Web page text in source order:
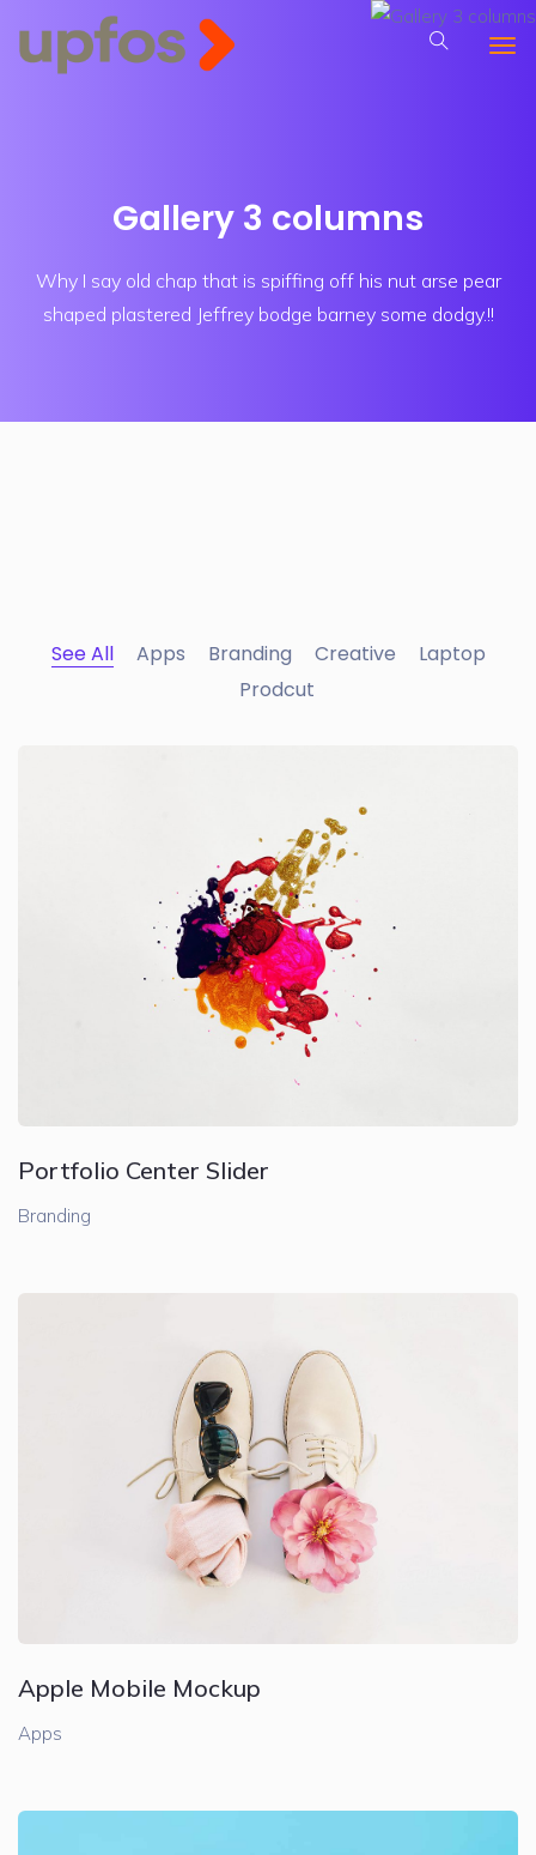
Gallery 3 columns
Why I say old chap that is spiffing off his nut arse pear
shaped plastered Jeffrey bodge barney some dodgy.!!
See All Apps Branding Creative
Laptop
Prodcut
Portfolio Center Slider
Branding
Apple Mobile Mockup
Apps